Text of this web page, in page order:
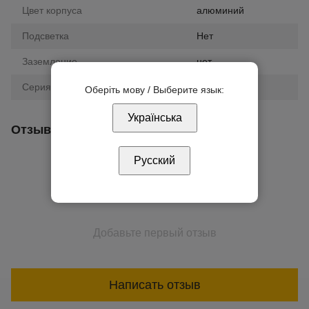
Цвет корпуса алюминий
Подсветка Нет
Заземление нет
Серия Unica
Отзывы
Добавьте первый отзыв
Написать отзыв
Оберіть мову / Выберите язык:
Українська
Русский